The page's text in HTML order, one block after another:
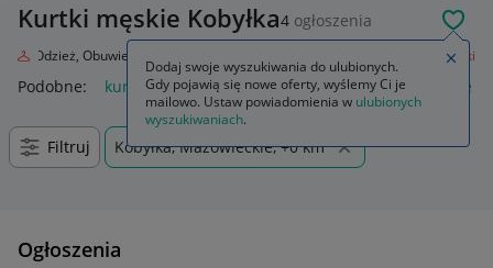
Kurtki męskie Kobyłka4 ogłoszenia
Odzież, Obuwie, Dodatki Kurtki
Podobne: kurtka kurtka płaszcz kurtki dżinsowe damskie
Filtruj Kobyłka, Mazowieckie, +0 km
Ogłoszenia
Dodaj swoje wyszukiwania do ulubionych.
Gdy pojawią się nowe oferty, wyślemy Ci je
mailowo. Ustaw powiadomienia w ulubionych
wyszukiwaniach.